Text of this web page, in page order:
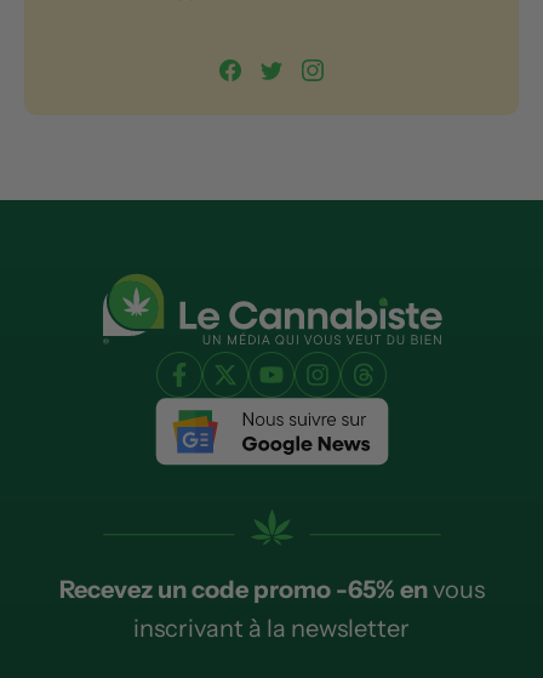
Recevez un code promo -65% envous
inscrivant à la newsletter